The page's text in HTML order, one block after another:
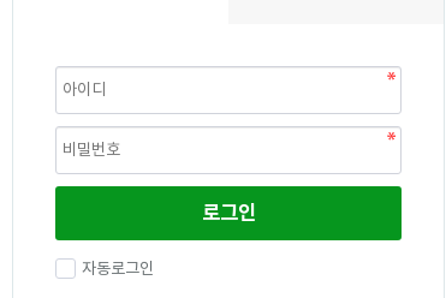
로그인
자동로그인